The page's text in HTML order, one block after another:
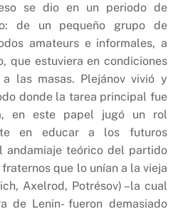
se dio en un periodo de
de un pequeño grupo de
amateurs e informales, a
que estuviera en condiciones
las masas. Plejánov vivió y
donde la tarea principal fue
en este papel jugó un rol
en educar a los futuros
andamiaje teórico del partido
que lo unían a la vieja
Axelrod, Potrésov) –la cual
de Lenin- fueron demasiado